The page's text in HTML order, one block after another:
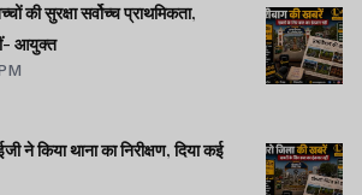
सुरक्षा सर्वोच्च प्राथमिकता,
आयुक्त
किया थाना का निरीक्षण, दिया कई